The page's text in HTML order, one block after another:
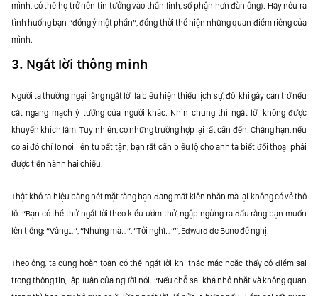
mình, có thể họ trở nên tin tưởng vào thần linh, số phận hơn đàn ông). Hãy nêu ra
tình huống bạn “đồng ý một phần”, đồng thời thể hiện những quan điểm riêng của
mình.
3. Ngắt lời thông minh
Người ta thường ngại rằng ngắt lời là biểu hiện thiếu lịch sự, đôi khi gây cản trở nếu
cắt ngang mạch ý tưởng của người khác. Nhìn chung thì ngắt lời không được
khuyến khích lắm. Tuy nhiên, có những trường hợp lại rất cần đến. Chẳng hạn, nếu
có ai đó chỉ lo nói liên tu bất tận, bạn rất cần biểu lộ cho anh ta biết đối thoại phải
được tiến hành hai chiều.
Thật khó ra hiệu bằng nét mặt rằng bạn đang mất kiên nhẫn mà lại không có vẻ thô
lỗ. “Bạn có thể thử ngắt lời theo kiểu ướm thử, ngập ngừng ra dấu rằng bạn muốn
lên tiếng: “Vâng…”, “Nhưng mà…”, “Tôi nghĩ…””, Edward de Bono đề nghị.
Theo ông, ta cũng hoàn toàn có thể ngắt lời khi thắc mắc hoặc thấy có điểm sai
trong thông tin, lập luận của người nói. “Nếu chỗ sai khá nhỏ nhặt và không quan